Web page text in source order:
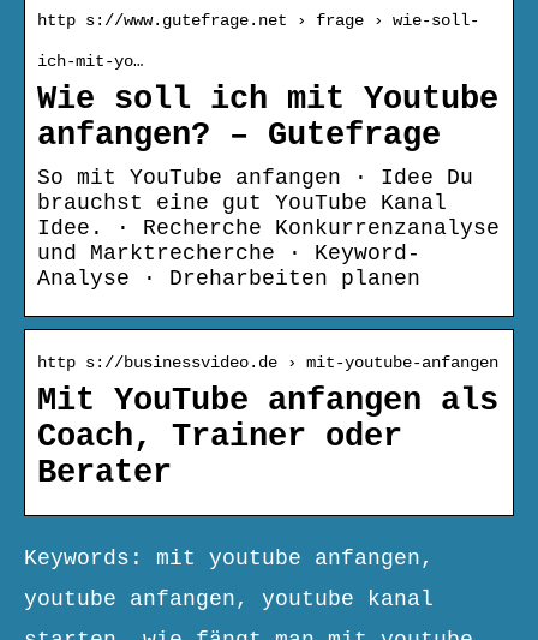
http s://www.gutefrage.net › frage › wie-soll-
ich-mit-yo…
Wie soll ich mit Youtube
anfangen? – Gutefrage
So mit YouTube anfangen · Idee Du
brauchst eine gut YouTube Kanal
Idee. · Recherche Konkurrenzanalyse
und Marktrecherche · Keyword-
Analyse · Dreharbeiten planen
http s://businessvideo.de › mit-youtube-anfangen
Mit YouTube anfangen als
Coach, Trainer oder
Berater
Keywords: mit youtube anfangen,
youtube anfangen, youtube kanal